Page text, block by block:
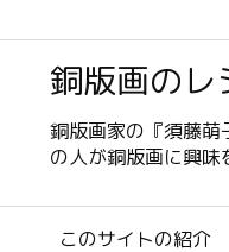
銅版画のレ
銅版画家の『須藤萌
の人が銅版画に興味
このサイトの紹介